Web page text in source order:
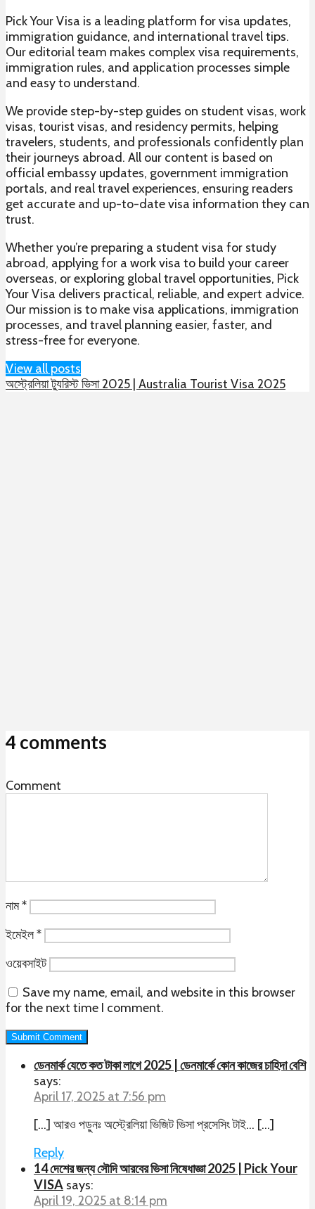
Pick Your Visa is a leading platform for visa updates,
immigration guidance, and international travel tips.
Our editorial team makes complex visa requirements,
immigration rules, and application processes simple
and easy to understand.
We provide step-by-step guides on student visas, work
visas, tourist visas, and residency permits, helping
travelers, students, and professionals confidently plan
their journeys abroad. All our content is based on
official embassy updates, government immigration
portals, and real travel experiences, ensuring readers
get accurate and up-to-date visa information they can
trust.
Whether you’re preparing a student visa for study
abroad, applying for a work visa to build your career
overseas, or exploring global travel opportunities, Pick
Your Visa delivers practical, reliable, and expert advice.
Our mission is to make visa applications, immigration
processes, and travel planning easier, faster, and
stress-free for everyone.
View all posts
অস্ট্রেলিয়া ট্যুরিস্ট ভিসা 2025 | Australia Tourist Visa 2025
4 comments
Comment
নাম*
ইমেইল*
ওয়েবসাইট
Save my name, email, and website in this browser
for the next time I comment.
ডেনমার্ক যেতে কত টাকা লাগে 2025 | ডেনমার্কে কোন কাজের চাহিদা বেশি
says:
April 17, 2025 at 7:56 pm
[…] আরও পড়ুনঃ অস্ট্রেলিয়া ভিজিট ভিসা প্রসেসিং টাই… […]
Reply
14 দেশের জন্য সৌদি আরবের ভিসা নিষেধাজ্ঞা 2025 | Pick Your
VISA says:
April 19, 2025 at 8:14 pm